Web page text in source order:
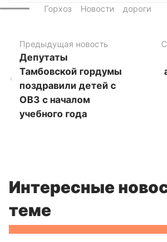
Горхоз Новости дороги
Предыдущая новость
Депутаты
Тамбовской гордумы
поздравили детей с
ОВЗ с началом
учебного года
Интересные
теме